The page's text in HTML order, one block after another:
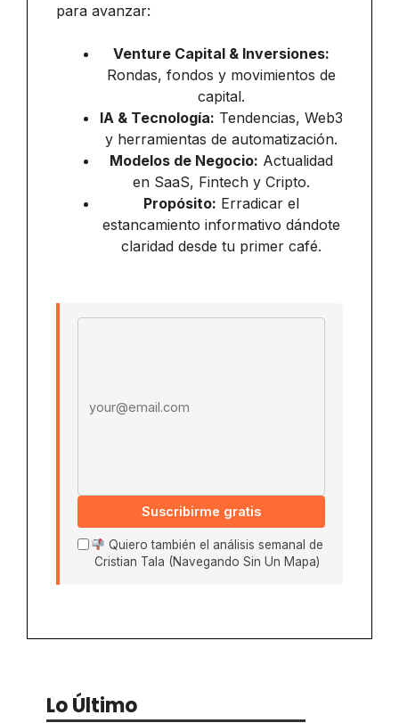
para avanzar:
Venture Capital & Inversiones:
Rondas, fondos y movimientos de
capital.
IA & Tecnología: Tendencias, Web3
y herramientas de automatización.
Modelos de Negocio: Actualidad
en SaaS, Fintech y Cripto.
Propósito: Erradicar el
estancamiento informativo dándote
claridad desde tu primer café.
Suscribirme gratis
Quiero también el análisis semanal de
Cristian Tala (Navegando Sin Un Mapa)
Lo Último